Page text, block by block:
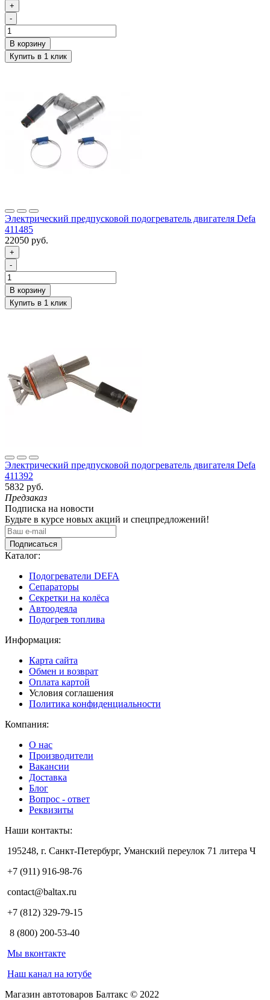
+
-
Электрический предпусковой подогреватель двигателя Defa
411485
22050 руб.
+
-
Электрический предпусковой подогреватель двигателя Defa
411392
5832 руб.
Предзаказ
Подписка на новости
Будьте в курсе новых акций и спецпредложений!
Подписаться
Каталог:
Подогреватели DEFA
Сепараторы
Секретки на колёса
Автоодеяла
Подогрев топлива
Информация:
Карта сайта
Обмен и возврат
Оплата картой
Условия соглашения
Политика конфиденциальности
Компания:
О нас
Производители
Вакансии
Доставка
Блог
Вопрос - ответ
Реквизиты
Наши контакты:
195248, г. Санкт-Петербург, Уманский переулок 71 литера Ч
+7 (911) 916-98-76
contact@baltax.ru
+7 (812) 329-79-15
8 (800) 200-53-40
Мы вконтакте
Наш канал на ютубе
Магазин автотоваров Балтакс © 2022